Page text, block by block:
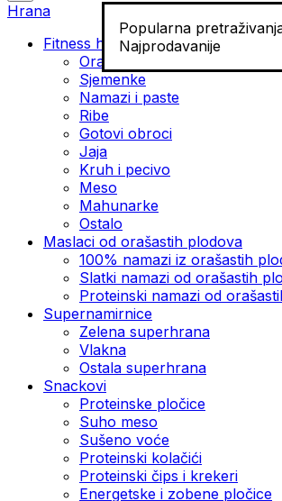
Popularna
Najprodavanije
Hrana
Fitness hrana
Orašasti plodovi
Sjemenke
Namazi i paste
Ribe
Gotovi obroci
Jaja
Kruh i pecivo
Meso
Mahunarke
Ostalo
Maslaci od orašastih plodova
100% namazi iz orašastih
Slatki namazi od orašastih
Proteinski namazi od
Supernamirnice
Zelena superhrana
Vlakna
Ostala superhrana
Snackovi
Proteinske pločice
Suho meso
Sušeno voće
Proteinski kolačići
Proteinski čips i krekeri
Energetske i zobene pločice